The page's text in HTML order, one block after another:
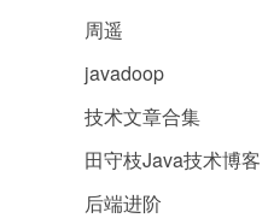
周遥
javadoop
技术文章合集
田守枝Java技术博客
后端进阶